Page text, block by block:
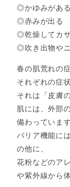
◎かゆみがある
◎赤みが出る
◎乾燥してカサ
◎吹き出物や
春の肌荒れの
それぞれの症
それは「皮膚
肌には、外部
備わっています
バリア機能に
の他に、
花粉などのア
や紫外線から